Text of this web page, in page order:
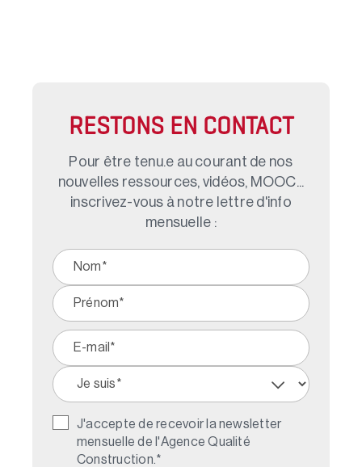
RESTONS EN CONTACT
Pour être tenu.e au courant de nos
nouvelles ressources, vidéos, MOOC...
inscrivez-vous à notre lettre d'info
mensuelle :
J'accepte de recevoir la newsletter
mensuelle de l'Agence Qualité
Construction. *